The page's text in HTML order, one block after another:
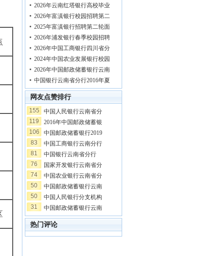
2026年云南红塔银行高校毕业
2026年富滇银行校园招聘第二
2025年富滇银行招聘第二轮面
2026年浦发银行春季校园招聘
2026年中国工商银行四川省分
2024年中国农业发展银行校园
2026年中国邮政储蓄银行云南
中国银行云南省分行2016年夏
网友点赞排行
155
中国人民银行云南省分
119
2016年中国邮政储蓄银
106
中国邮政储蓄银行2019
83
中国工商银行云南分行
81
中国银行云南省分行
76
国家开发银行云南省分
74
中国农业银行云南省分
50
中国邮政储蓄银行云南
50
中国人民银行分支机构
31
中国邮政储蓄银行云南
热门评论